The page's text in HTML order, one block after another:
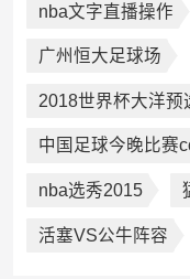
nba文字直播操作
广州恒大足球场
2018世界杯大洋预
中国足球今晚比赛
nba选秀2015
活塞VS公牛阵容